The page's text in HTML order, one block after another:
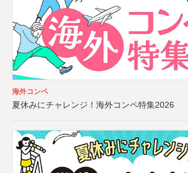
海外コンペ
夏休みにチャレンジ！海外コンペ特集2026